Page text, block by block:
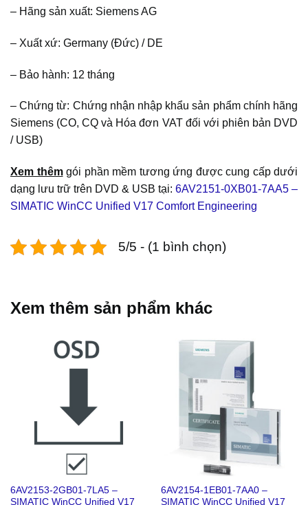
– Hãng sản xuất: Siemens AG
– Xuất xứ: Germany (Đức) / DE
– Bảo hành: 12 tháng
– Chứng từ: Chứng nhận nhập khẩu sản phẩm chính hãng
Siemens (CO, CQ và Hóa đơn VAT đối với phiên bản DVD
/ USB)
Xem thêmgói phần mềm tương ứng được cung cấp dưới
dạng lưu trữ trên DVD & USB tại: 6AV2151-0XB01-7AA5 –
SIMATIC WinCC Unified V17 Comfort Engineering
5/5 - (1 bình chọn)
Xem thêm sản phẩm khác
6AV2153-2GB01-7LA5 –
SIMATIC WinCC Unified V17
6AV2154-1EB01-7AA0 –
SIMATIC WinCC Unified V17